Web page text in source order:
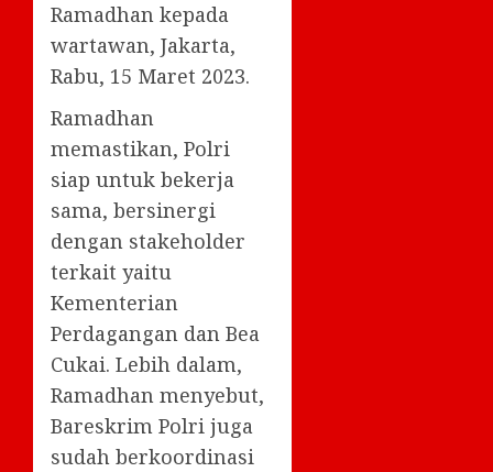
Ramadhan kepada
wartawan, Jakarta,
Rabu, 15 Maret 2023.
Ramadhan
memastikan, Polri
siap untuk bekerja
sama, bersinergi
dengan stakeholder
terkait yaitu
Kementerian
Perdagangan dan Bea
Cukai. Lebih dalam,
Ramadhan menyebut,
Bareskrim Polri juga
sudah berkoordinasi